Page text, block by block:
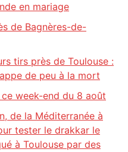
en mariage
de Bagnères-de-
tirs près de Toulouse :
de peu à la mort
week-end du 8 août
de la Méditerranée à
tester le drakkar le
à Toulouse par des